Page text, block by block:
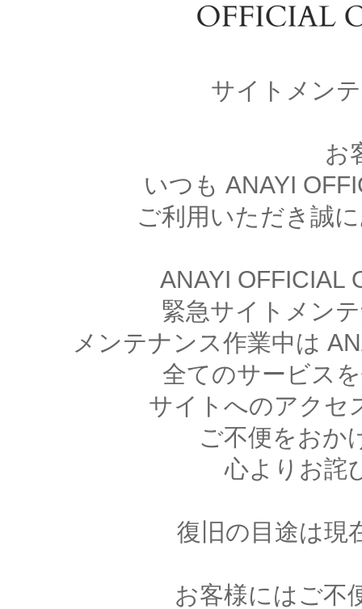
サイトメン
お
いつも ANAYI
ご利用いただき誠
ANAYI OFFICIAL
緊急サイトメン
メンテナンス作業中は
全てのサービス
サイトへのアクセ
ご不便をおか
心よりお詫
復旧の目途は現
お客様にはご不